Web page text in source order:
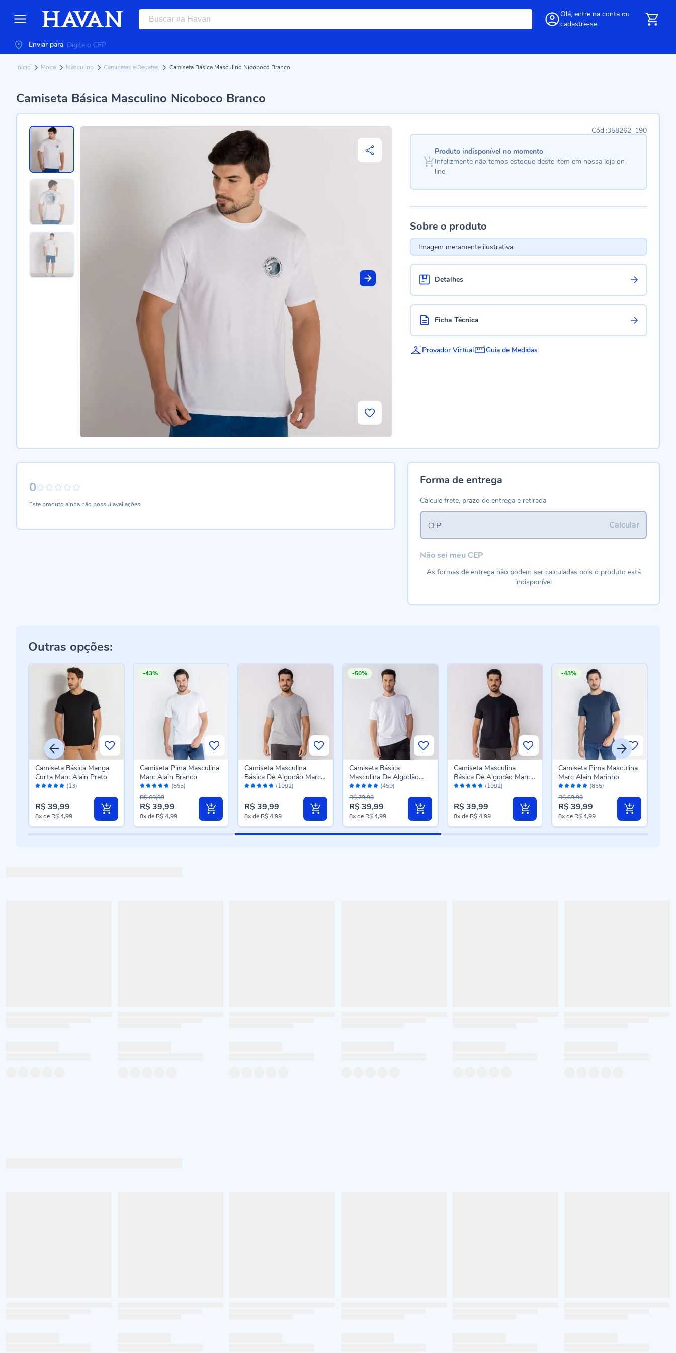
Olá, entre na conta ou
cadastre-se
Enviar para
Início Moda Masculino Camisetas e Regatas Camiseta Básica Masculino Nicoboco Branco
Camiseta Básica Masculino Nicoboco Branco
358262_190
Produto indisponível no momento
Infelizmente não temos estoque deste item em nossa loja on-
line
Sobre o produto
Imagem meramente ilustrativa
Detalhes
Ficha Técnica
Provador Virtual Guia de Medidas
0
Este produto ainda não possui avaliações
Forma de entrega
Calcule frete, prazo de entrega e retirada
Calcular
CEP
Não sei meu CEP
As formas de entrega não podem ser calculadas pois o produto está
indisponível
Outras opções:
Avaliação: (13)
Camiseta Básica Manga
Curta Marc Alain Preto
R$ 39,99
8xde R$ 4,99
-43%
Avaliação:
96%
(855)
Camiseta Pima Masculina
Marc Alain Branco
R$ 39,99
R$ 69,99
8xde R$ 4,99
Avaliação: (1092)
Camiseta Masculina
Básica De Algodão Marc
Alain Mescla
R$ 39,99
8xde R$ 4,99
-50%
Avaliação:
96%
(459)
Camiseta Básica
Masculina De Algodão
Peruano Marc Alain
Branco
R$ 39,99
R$ 79,99
8xde R$ 4,99
Avaliação: (1092)
Camiseta Masculina
Básica De Algodão Marc
Alain Preto
R$ 39,99
8xde R$ 4,99
-43%
Avaliação:
96%
(855)
Camiseta Pima Masculina
Marc Alain Marinho
R$ 39,99
R$ 69,99
8xde R$ 4,99